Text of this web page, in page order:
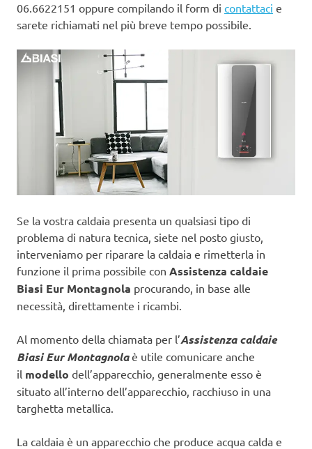
06.6622151 oppure compilando il form di contattaci e
sarete richiamati nel più breve tempo possibile.
Se la vostra caldaia presenta un qualsiasi tipo di
problema di natura tecnica, siete nel posto giusto,
interveniamo per riparare la caldaia e rimetterla in
funzione il prima possibile con Assistenza caldaie
Biasi Eur Montagnola procurando, in base alle
necessità, direttamente i ricambi.
Al momento della chiamata per l’Assistenza caldaie
Biasi Eur Montagnolaè utile comunicare anche
il modello dell’apparecchio, generalmente esso è
situato all’interno dell’apparecchio, racchiuso in una
targhetta metallica.
La caldaia è un apparecchio che produce acqua calda e